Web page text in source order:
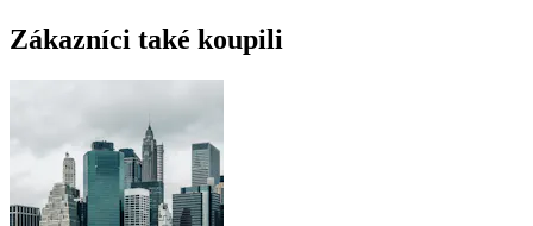
Zákazníci také koupili